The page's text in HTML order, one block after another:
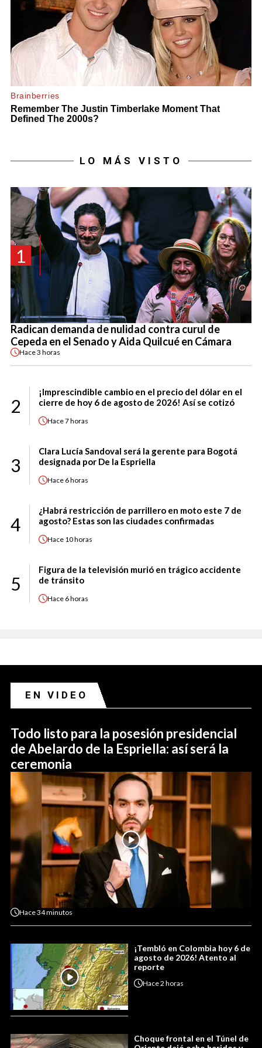
LO MÁS VISTO
1
Radican demanda de nulidad contra curul de
Cepeda en el Senado y Aida Quilcué en Cámara
Hace3 horas
2
¡Imprescindible cambio en el precio del dólar en el
cierre de hoy 6 de agosto de 2026! Así se cotizó
Hace7 horas
3
Clara Lucía Sandoval será la gerente para Bogotá
designada por De la Espriella
Hace 6 horas
4
¿Habrá restricción de parrillero en moto este 7 de
agosto? Estas son las ciudades confirmadas
Hace 10 horas
5
Figura de la televisión murió en trágico accidente
de tránsito
Hace 6 horas
EN VIDEO
Todo listo para la posesión presidencial
de Abelardo de la Espriella: así será la
ceremonia
Hace34 minutos
¡Tembló en Colombia hoy 6 de
agosto de 2026! Atento al
reporte
Hace2 horas
Choque frontal en el Túnel de